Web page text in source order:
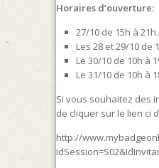
Horaires d’ouverture:
27/10 de 15h à 21h.
Les 28 et 29/10 de
Le 30/10 de 10h à
Le 31/10 de 10h à
Si vous souhaitez des
de cliquer sur le lien ci
http://